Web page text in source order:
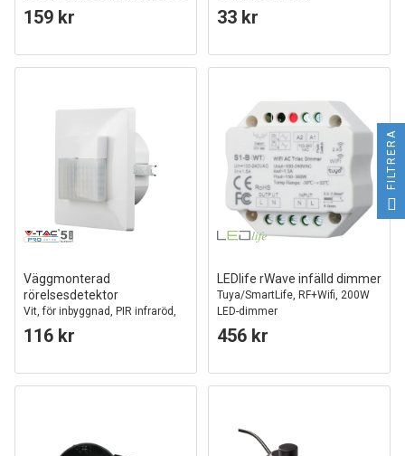
159 kr 33 kr
Väggmonterad
rörelsesdetektor
Vit, för inbyggnad, PIR infraröd,
Max 200W
116 kr
LEDlife rWave infälld dimmer
Tuya/SmartLife, RF+Wifi, 200W
LED-dimmer
456 kr
FILTRERA